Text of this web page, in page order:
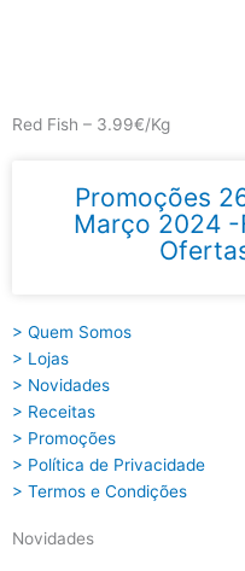
Red Fish – 3.99€/Kg
Promoções
Março 2024 -
> Quem Somos
> Lojas
> Novidades
> Receitas
> Promoções
> Política de Privacidade
> Termos e Condições
Novidades